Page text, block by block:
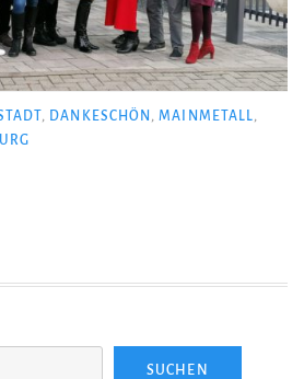
, DANKESCHÖN ,MAINMETALL,
SUCHEN